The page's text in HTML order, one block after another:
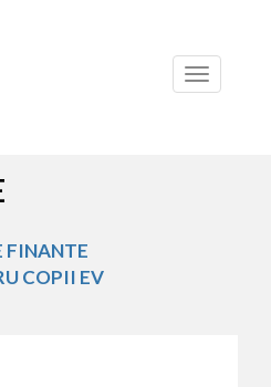
Toggle
navigation
FINANTE
COPII EV